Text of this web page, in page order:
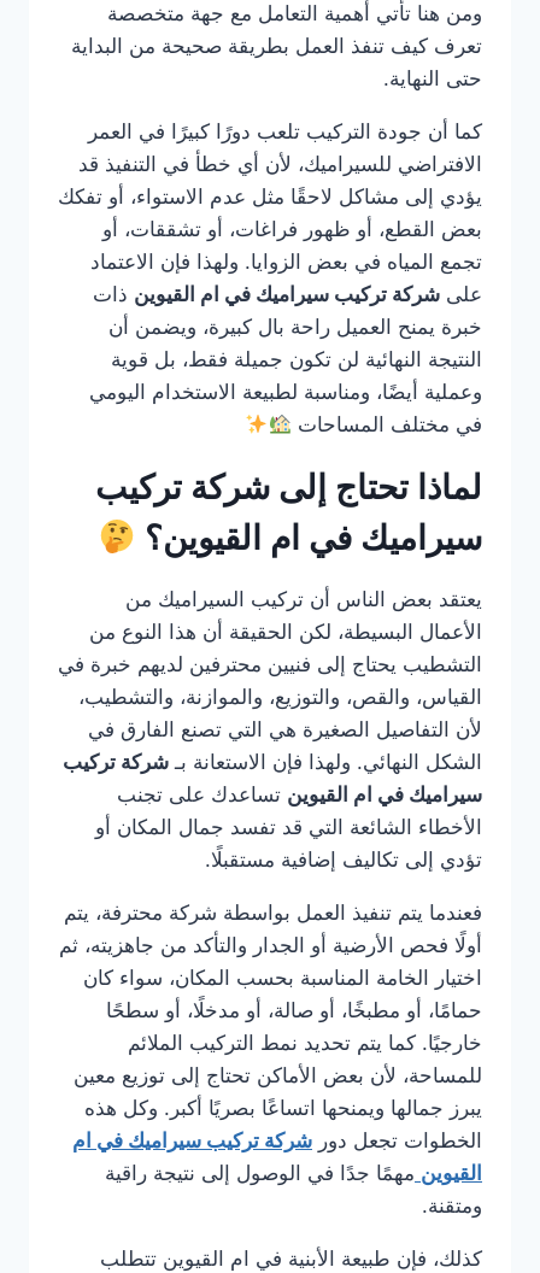
ومن هنا تأتي أهمية التعامل مع جهة متخصصة
تعرف كيف تنفذ العمل بطريقة صحيحة من البداية
حتى النهاية.
كما أن جودة التركيب تلعب دورًا كبيرًا في العمر
الافتراضي للسيراميك، لأن أي خطأ في التنفيذ قد
يؤدي إلى مشاكل لاحقًا مثل عدم الاستواء، أو تفكك
بعض القطع، أو ظهور فراغات، أو تشققات، أو
تجمع المياه في بعض الزوايا. ولهذا فإن الاعتماد
على شركة تركيب سيراميك في ام القيوين ذات
خبرة يمنح العميل راحة بال كبيرة، ويضمن أن
النتيجة النهائية لن تكون جميلة فقط، بل قوية
وعملية أيضًا، ومناسبة لطبيعة الاستخدام اليومي
في مختلف المساحات
لماذا تحتاج إلى شركة تركيب
سيراميك في ام القيوين؟
يعتقد بعض الناس أن تركيب السيراميك من
الأعمال البسيطة، لكن الحقيقة أن هذا النوع من
التشطيب يحتاج إلى فنيين محترفين لديهم خبرة في
القياس، والقص، والتوزيع، والموازنة، والتشطيب،
لأن التفاصيل الصغيرة هي التي تصنع الفارق في
الشكل النهائي. ولهذا فإن الاستعانة بـ شركة تركيب
سيراميك في ام القيوين تساعدك على تجنب
الأخطاء الشائعة التي قد تفسد جمال المكان أو
تؤدي إلى تكاليف إضافية مستقبلًا.
فعندما يتم تنفيذ العمل بواسطة شركة محترفة، يتم
أولًا فحص الأرضية أو الجدار والتأكد من جاهزيته، ثم
اختيار الخامة المناسبة بحسب المكان، سواء كان
حمامًا، أو مطبخًا، أو صالة، أو مدخلًا، أو سطحًا
خارجيًا. كما يتم تحديد نمط التركيب الملائم
للمساحة، لأن بعض الأماكن تحتاج إلى توزيع معين
يبرز جمالها ويمنحها اتساعًا بصريًا أكبر. وكل هذه
الخطوات تجعل دور شركة تركيب سيراميك في ام
القيوين مهمًا جدًا في الوصول إلى نتيجة راقية
ومتقنة.
كذلك، فإن طبيعة الأبنية في ام القيوين تتطلب